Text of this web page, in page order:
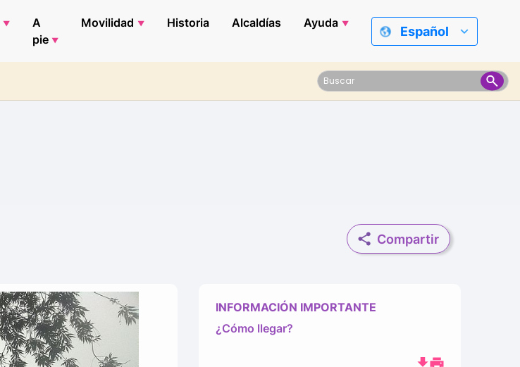
A
pie
Movilidad Historia Alcaldías Ayuda
Español
Compartir
INFORMACIÓN IMPORTANTE
¿Cómo llegar?